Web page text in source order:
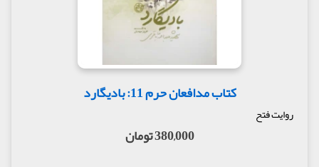
کتاب مدافعان حرم 11: بادیگارد
روایت فتح
380,000 تومان